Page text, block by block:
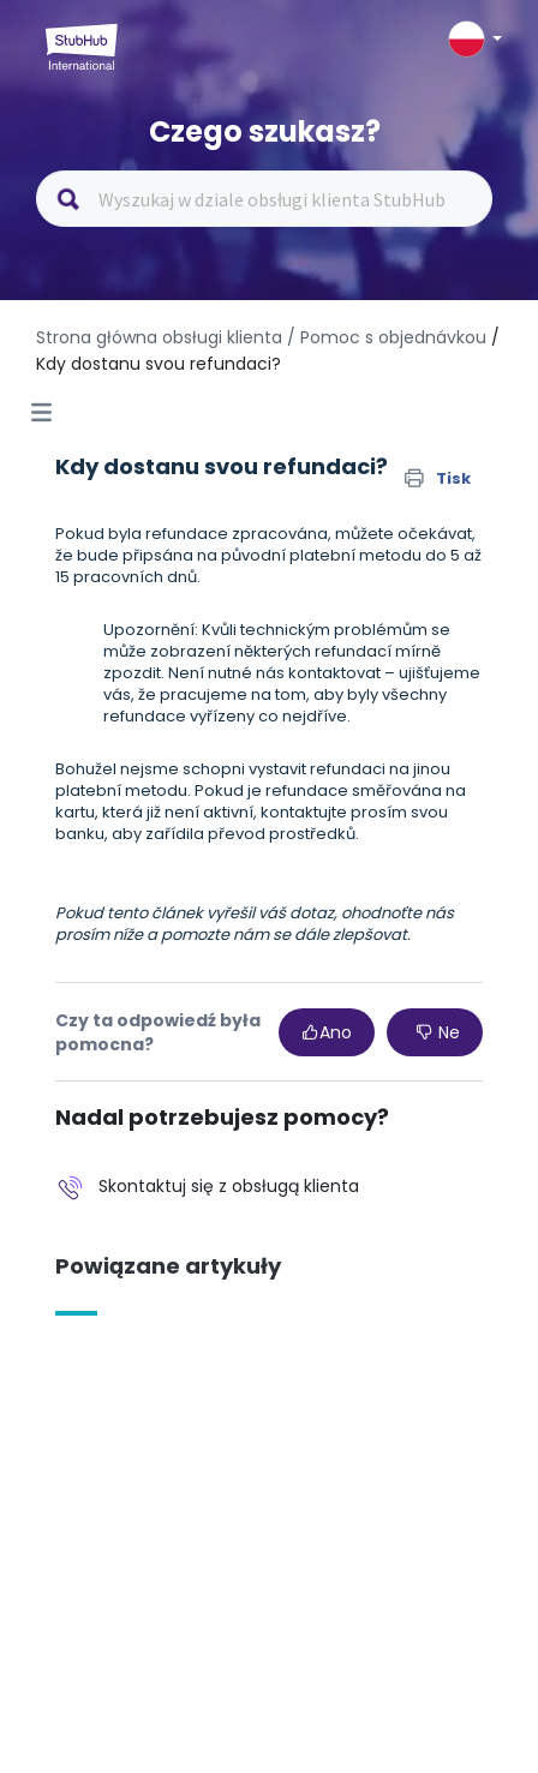
Czego szukasz?
Strona główna obsługi klienta / Pomoc s objednávkou /
Kdy dostanu svou refundaci?
Kdy dostanu svou refundaci? Tisk
Pokud byla refundace zpracována, můžete očekávat,
že bude připsána na původní platební metodu do 5 až
15 pracovních dnů.
Upozornění: Kvůli technickým problémům se
může zobrazení některých refundací mírně
zpozdit. Není nutné nás kontaktovat – ujišťujeme
vás, že pracujeme na tom, aby byly všechny
refundace vyřízeny co nejdříve.
Bohužel nejsme schopni vystavit refundaci na jinou
platební metodu. Pokud je refundace směřována na
kartu, která již není aktivní, kontaktujte prosím svou
banku, aby zařídila převod prostředků.
Pokud tento článek vyřešil váš dotaz, ohodnoťte nás
prosím níže a pomozte nám se dále zlepšovat.
Czy ta odpowiedź była
pomocna?
Ano Ne
Nadal potrzebujesz pomocy?
Skontaktuj się z obsługą klienta
Powiązane artykuły